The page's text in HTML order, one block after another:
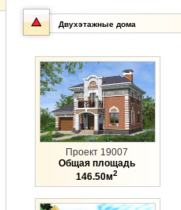
Двухэтажные дома
Проект 19007
Общая площадь
146.50м2